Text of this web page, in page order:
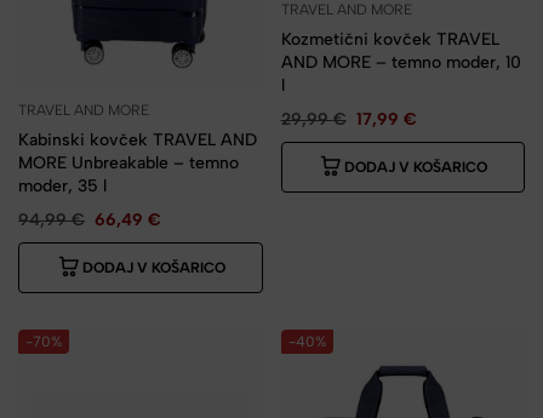
TRAVEL AND MORE
Kabinski kovček TRAVEL AND
MORE Unbreakable – temno
moder, 35 l
94,99€ 66,49 €
DODAJ V KOŠARICO
TRAVEL AND MORE
Kozmetični kovček TRAVEL
AND MORE – temno moder, 10
l
29,99€ 17,99 €
DODAJ V KOŠARICO
-70% -40%